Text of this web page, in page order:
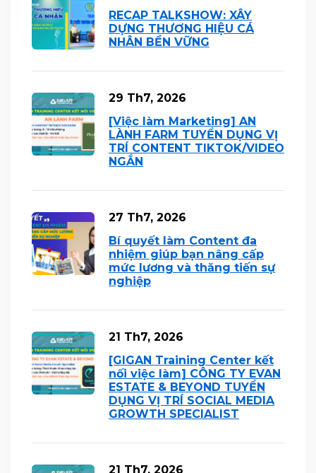
RECAP TALKSHOW: XÂY
DỰNG THƯƠNG HIỆU CÁ
NHÂN BỀN VỮNG
29 Th7, 2026
[Việc làm Marketing] AN
LÀNH FARM TUYỂN DỤNG VỊ
TRÍ CONTENT TIKTOK/VIDEO
NGẮN
27 Th7, 2026
Bí quyết làm Content đa
nhiệm giúp bạn nâng cấp
mức lương và thăng tiến sự
nghiệp
21 Th7, 2026
[GIGAN Training Center kết
nối việc làm] CÔNG TY EVAN
ESTATE & BEYOND TUYỂN
DỤNG VỊ TRÍ SOCIAL MEDIA
GROWTH SPECIALIST
21 Th7, 2026